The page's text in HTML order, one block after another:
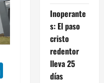
LinkedIn
Inoperante
s: El paso
cristo
redentor
lleva 25
días